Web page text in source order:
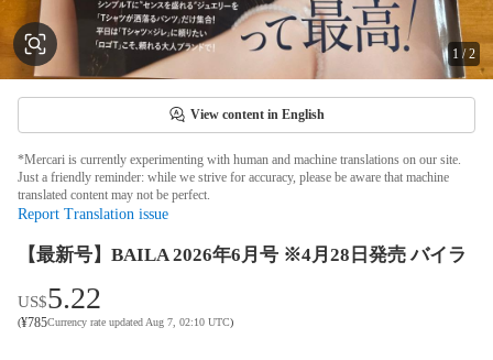
1 /2
View content in English
*Mercari is currently experimenting with human and machine translations on our site.
Just a friendly reminder: while we strive for accuracy, please be aware that machine
translated content may not be perfect.
Report Translation issue
【最新号】BAILA 2026年6月号 ※4月28日発売 バイラ
US$5.22
(¥785Currency rate updated Aug 7, 02:10 UTC)